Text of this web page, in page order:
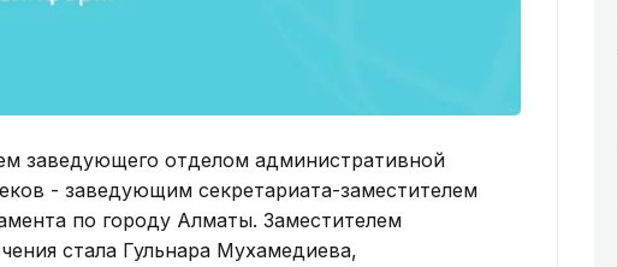
заведующего отделом административной
- заведующим секретариата-заместителем
по городу Алматы. Заместителем
стала Гульнара Мухамедиева,